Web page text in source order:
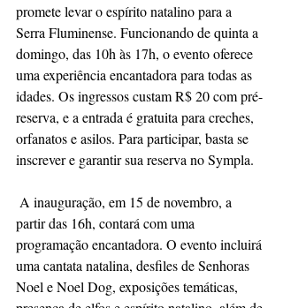
promete levar o espírito natalino para a
Serra Fluminense. Funcionando de quinta a
domingo, das 10h às 17h, o evento oferece
uma experiência encantadora para todas as
idades. Os ingressos custam R$ 20 com pré-
reserva, e a entrada é gratuita para creches,
orfanatos e asilos. Para participar, basta se
inscrever e garantir sua reserva no Sympla.
partir das 16h, contará com uma
programação encantadora. O evento incluirá
uma cantata natalina, desfiles de Senhoras
Noel e Noel Dog, exposições temáticas,